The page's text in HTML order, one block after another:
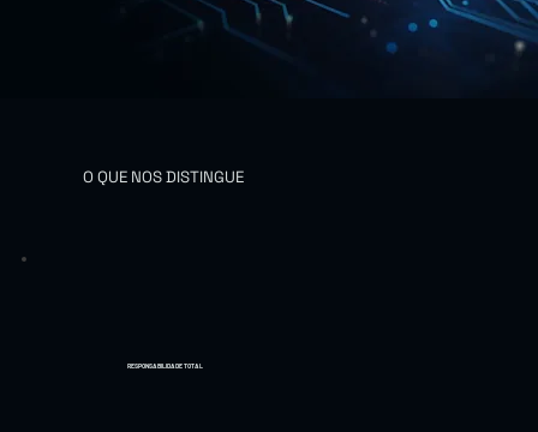
O QUE NOS DISTINGUE
RESPONSABILIDADE TOTAL